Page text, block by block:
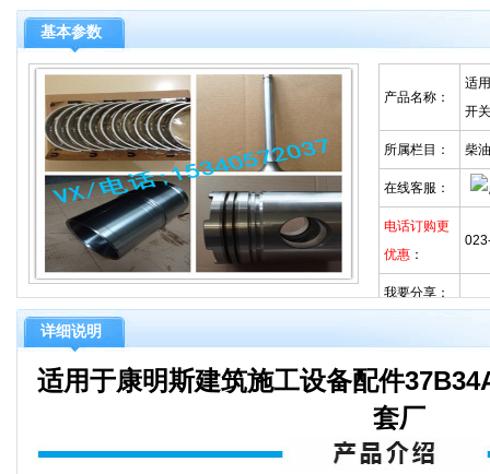
基本参数
产品名称：
适
开
所属栏目： 柴
在线客服：
电话订购更
优惠 ：
我要分享：
详细说明
适用于康明斯建筑施工设备配件
套厂